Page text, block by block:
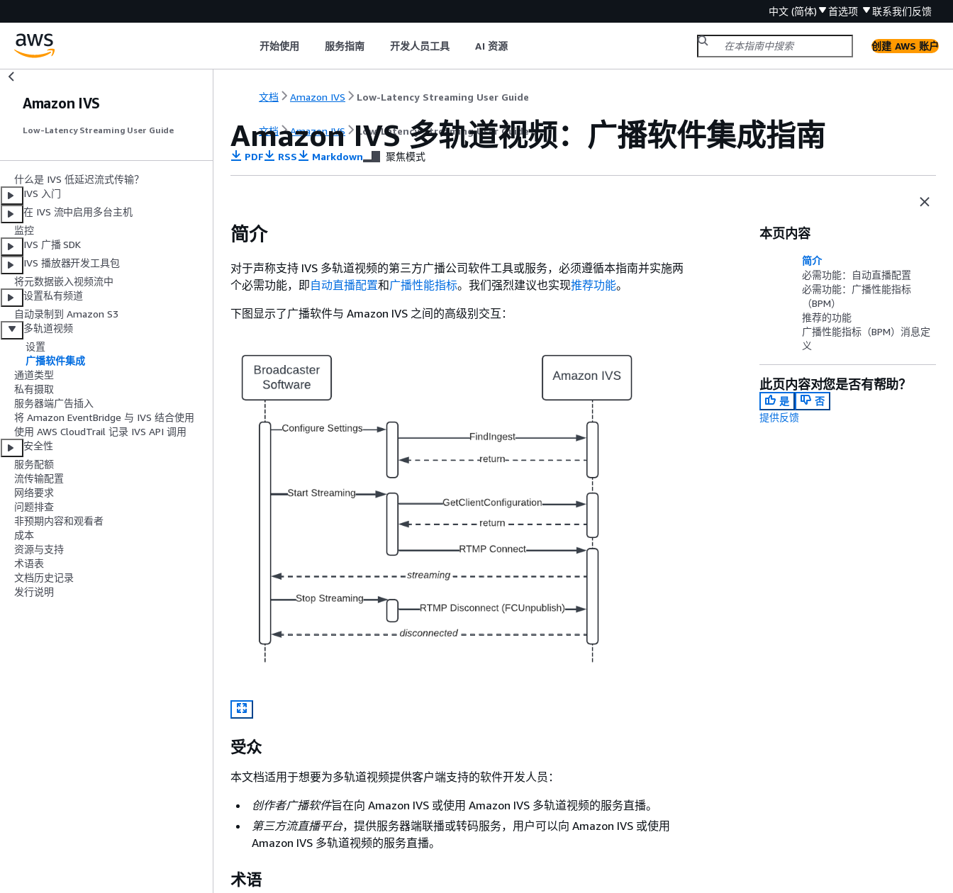
中文 (简体) 首选项 联系我们反馈
开始使用 服务指南 开发人员工具 AI 资源 创建 AWS 账户
Amazon IVS
Low-Latency Streaming User Guide
什么是 IVS 低延迟流式传输？
IVS 入门
在 IVS 流中启用多台主机
监控
IVS 广播 SDK
IVS 播放器开发工具包
将元数据嵌入视频流中
设置私有频道
自动录制到 Amazon S3
多轨道视频
设置
广播软件集成
通道类型
私有摄取
服务器端广告插入
将 Amazon EventBridge 与 IVS 结合使用
使用 AWS CloudTrail 记录 IVS API 调用
安全性
服务配额
流传输配置
网络要求
问题排查
非预期内容和观看者
成本
资源与支持
术语表
文档历史记录
发行说明
文档 Amazon IVS Low-Latency Streaming User Guide
文档 Amazon IVS Low-Latency Streaming User Guide
Amazon IVS 多轨道视频：广播软件集成指南
PDF RSS Markdown 聚焦模式
简介
对于声称支持 IVS 多轨道视频的第三方广播公司软件工具或服务，必须遵循本指南并实施两
个必需功能，即自动直播配置和广播性能指标。我们强烈建议也实现推荐功能。
下图显示了广播软件与 Amazon IVS 之间的高级别交互：
受众
本文档适用于想要为多轨道视频提供客户端支持的软件开发人员：
创作者广播软件旨在向 Amazon IVS 或使用 Amazon IVS 多轨道视频的服务直播。
第三方流直播平台，提供服务器端联播或转码服务，用户可以向 Amazon IVS 或使用
Amazon IVS 多轨道视频的服务直播。
术语
本页内容
简介
必需功能：自动直播配置
必需功能：广播性能指标
（BPM）
推荐的功能
广播性能指标（BPM）消息定
义
此页内容对您是否有帮助？
是
否
提供反馈